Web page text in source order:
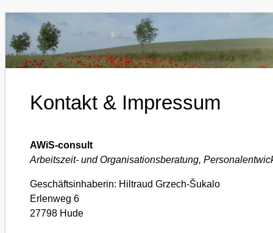
Kontakt & Impressum
AWiS-consult
Arbeitszeit- und Organisationsberatung,
Geschäftsinhaberin: Hiltraud Grzech-Šukalo
Erlenweg 6
27798 Hude